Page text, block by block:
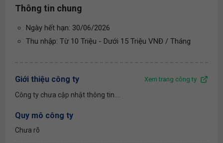
Thông tin chung
Ngày hết hạn: 30/06/2026
Thu nhập: Từ 10 Triệu - Dưới 15 Triệu VNĐ / Tháng
Giới thiệu công ty Xem trang công ty
Công ty chưa cập nhật thông tin....
Quy mô công ty
Chưa rõ